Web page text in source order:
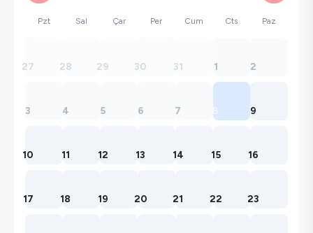
Pzt Sal Çar Per Cum Cts Paz
27 28 29 30 31 1 2
3 4 5 6 7 8 9
10 11 12 13 14 15 16
17 18 19 20 21 22 23